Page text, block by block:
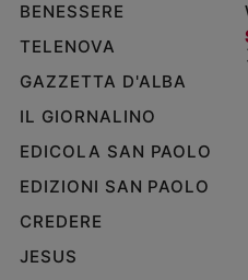
BENESSERE
TELENOVA
GAZZETTA D'ALBA
IL GIORNALINO
EDICOLA SAN PAOLO
EDIZIONI SAN PAOLO
CREDERE
JESUS